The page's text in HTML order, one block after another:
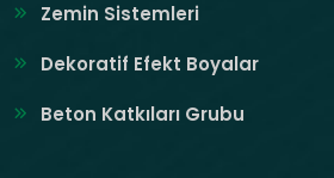
Zemin Sistemleri
Dekoratif Efekt Boyalar
Beton Katkıları Grubu